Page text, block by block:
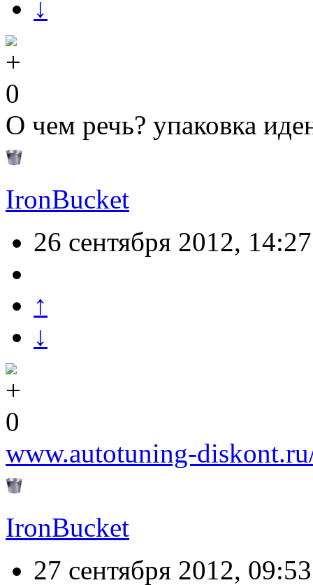
↓
0
О чем речь? упаковка
IronBucket
26 сентября 2012, 14:27
↑
↓
0
www.autotuning-
IronBucket
27 сентября 2012, 09:53